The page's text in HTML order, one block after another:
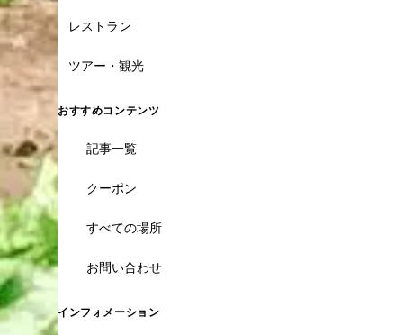
レストラン
ツアー・観光
おすすめコンテンツ
記事一覧
クーポン
すべての場所
お問い合わせ
インフォメーション